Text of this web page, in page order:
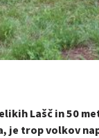
Lašč in 50
trop volkov